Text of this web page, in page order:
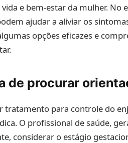
e bem-estar da mulher. No
ajudar a aliviar os
opções eficazes e
de procurar
tratamento para controle do
O profissional de saúde,
considerar o estágio